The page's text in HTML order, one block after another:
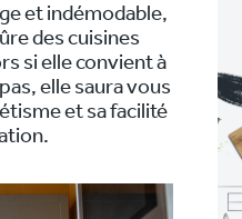
et indémodable,
des cuisines
si elle convient à
elle saura vous
et sa facilité